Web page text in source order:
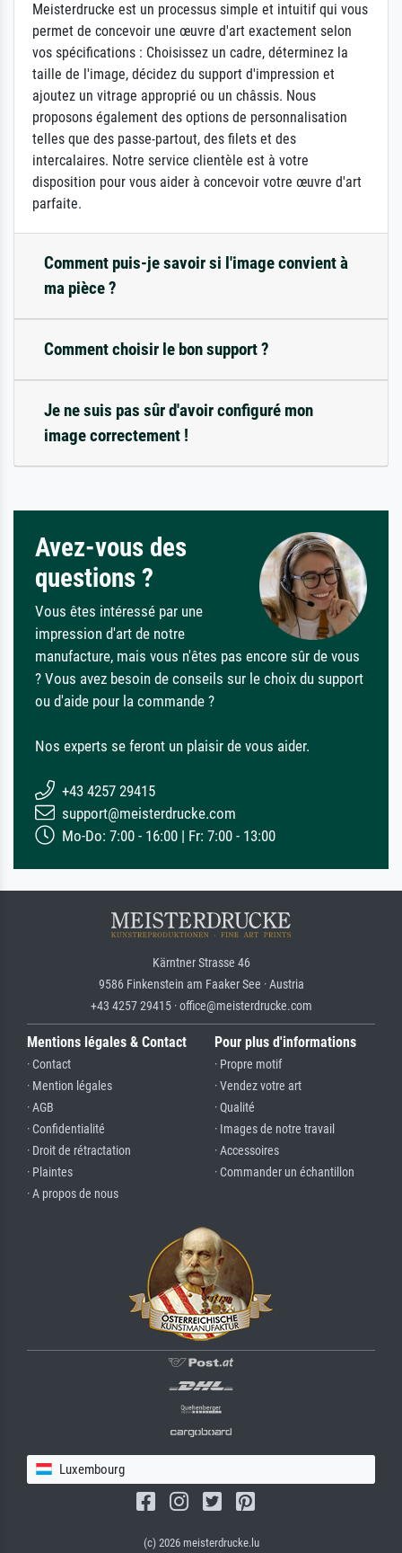
Meisterdrucke est un processus simple et intuitif qui vous
permet de concevoir une œuvre d'art exactement selon
vos spécifications : Choisissez un cadre, déterminez la
taille de l'image, décidez du support d'impression et
ajoutez un vitrage approprié ou un châssis. Nous
proposons également des options de personnalisation
telles que des passe-partout, des filets et des
intercalaires. Notre service clientèle est à votre
disposition pour vous aider à concevoir votre œuvre d'art
parfaite.
Comment puis-je savoir si l'image convient à
ma pièce ?
Comment choisir le bon support ?
Je ne suis pas sûr d'avoir configuré mon
image correctement !
Avez-vous des
questions ?
Vous êtes intéressé par une
impression d'art de notre
manufacture, mais vous n'êtes pas encore sûr de vous
? Vous avez besoin de conseils sur le choix du support
ou d'aide pour la commande ?
Nos experts se feront un plaisir de vous aider.
+43 4257 29415
support@meisterdrucke.com
Mo-Do: 7:00 - 16:00 | Fr: 7:00 - 13:00
Kärntner Strasse 46
9586 Finkenstein am Faaker See · Austria
+43 4257 29415 · office@meisterdrucke.com
Mentions légales & Contact
· Contact
· Mention légales
· AGB
· Confidentialité
· Droit de rétractation
· Plaintes
· A propos de nous
Pour plus d'informations
· Propre motif
· Vendez votre art
· Qualité
· Images de notre travail
· Accessoires
· Commander un échantillon
Luxembourg
(c) 2026 meisterdrucke.lu